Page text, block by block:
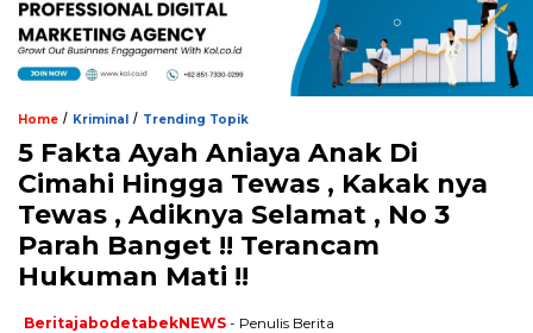
Home / Kriminal / Trending Topik
5 Fakta Ayah Aniaya Anak Di
Cimahi Hingga Tewas , Kakak nya
Tewas , Adiknya Selamat , No 3
Parah Banget !! Terancam
Hukuman Mati !!
BeritajabodetabekNEWS - Penulis Berita